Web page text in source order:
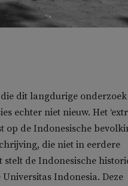
dit langdurige onderzoek
echter niet nieuw. Het
op de Indonesische
die niet in eerdere
de Indonesische
Indonesia. Deze